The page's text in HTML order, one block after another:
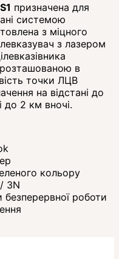
призначена для
системою
​​з міцного
з лазером
в
точки ЛЦВ
на відстані до
до 2 км вночі.
кольору
3N
роботи